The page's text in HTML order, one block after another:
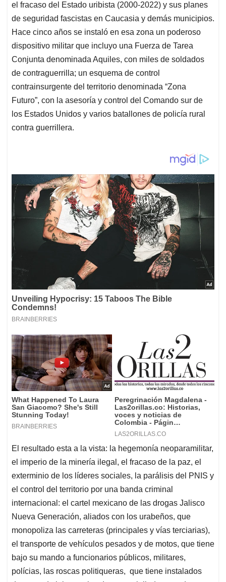
el fracaso del Estado uribista (2000-2022) y sus planes
de seguridad fascistas en Caucasia y demás municipios.
Hace cinco años se instaló en esa zona un poderoso
dispositivo militar que incluyo una Fuerza de Tarea
Conjunta denominada Aquiles, con miles de soldados
de contraguerrilla; un esquema de control
contrainsurgente del territorio denominada “Zona
Futuro”, con la asesoría y control del Comando sur de
los Estados Unidos y varios batallones de policía rural
contra guerrillera.
El resultado esta a la vista: la hegemonía neoparamilitar,
el imperio de la minería ilegal, el fracaso de la paz, el
exterminio de los líderes sociales, la parálisis del PNIS y
el control del territorio por una banda criminal
internacional: el cartel mexicano de las drogas Jalisco
Nueva Generación, aliados con los urabeños, que
monopoliza las carreteras (principales y vías terciarias),
el transporte de vehículos pesados y de motos, que tiene
bajo su mando a funcionarios públicos, militares,
polícias, las roscas politiqueras, que tiene instalados